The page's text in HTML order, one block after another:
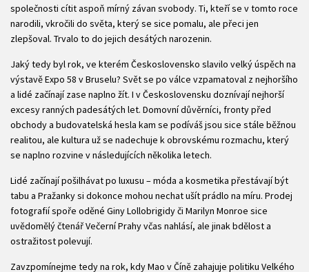
společnosti cítit aspoň mírný závan svobody. Ti, kteří se v tomto roce
narodili, vkročili do světa, který se sice pomalu, ale přeci jen
zlepšoval. Trvalo to do jejich desátých narozenin.
Jaký tedy byl rok, ve kterém Československo slavilo velký úspěch na
výstavě Expo 58 v Bruselu? Svět se po válce vzpamatoval z nejhoršího
a lidé začínají zase naplno žít. I v Československu doznívají nejhorší
excesy ranných padesátých let. Domovní důvěrníci, fronty před
obchody a budovatelská hesla kam se podíváš jsou sice stále běžnou
realitou, ale kultura už se nadechuje k obrovskému rozmachu, který
se naplno rozvine v následujících několika letech.
Lidé začínají pošilhávat po luxusu – móda a kosmetika přestávají být
tabu a Pražanky si dokonce mohou nechat ušít prádlo na míru. Prodej
fotografií spoře oděné Giny Lollobrigidy či Marilyn Monroe sice
uvědomělý čtenář Večerní Prahy včas nahlásí, ale jinak bdělost a
ostražitost polevují.
Zavzpomínejme tedy na rok, kdy Mao v Číně zahajuje politiku Velkého